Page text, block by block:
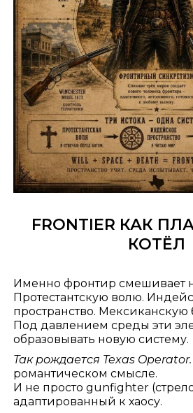
FRONTIER КАК
КОТЁЛ
Именно фронтир смешивает
Протестантскую волю.
пространство. Мексиканскую
Под давлением среды эти
образовывать новую систему.
Так рождается Texas
романтическом смысле.
И не просто gunfighter
адаптированный к хаосу.